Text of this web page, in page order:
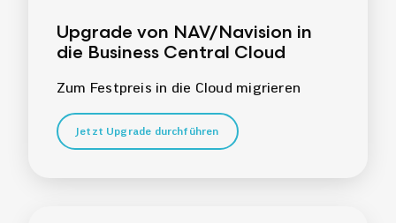
Upgrade von NAV/Navision in
die Business Central Cloud
Zum Festpreis in die Cloud migrieren
Jetzt Upgrade durchführen